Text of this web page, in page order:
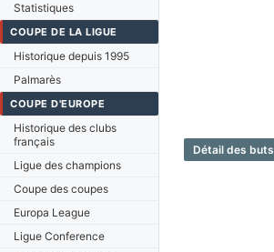
Statistiques
COUPE DE LA LIGUE
Historique depuis 1995
Palmarès
COUPE D'EUROPE
Historique des clubs
français
Ligue des champions
Coupe des coupes
Europa League
Ligue Conference
Détail des buts